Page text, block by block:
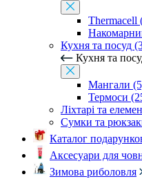
Thermacell
Кухня та посуд
Кухня та
Мангали
Термоси
Ліхтарі та
Сумки та
Каталог
Аксесуари для
Зимова риболовля